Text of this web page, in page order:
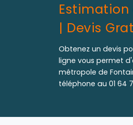
Estimation
| Devis
Obtenez un devis
ligne vous permet
métropole de
téléphone au 01 64